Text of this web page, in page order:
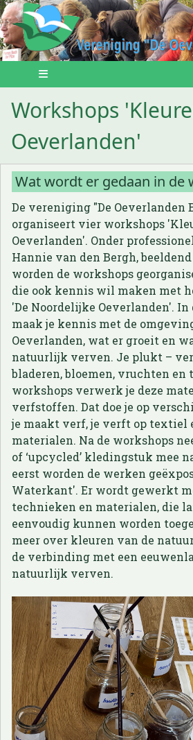
Workshops
Oeverlanden'
Wat wordt er gedaan in de
De vereniging "De Oeverlanden
organiseert vier workshops
Oeverlanden'. Onder
Hannie van den Bergh,
worden de workshops
die ook kennis wil maken met
'De Noordelijke Oeverlanden'.
maak je kennis met de
Oeverlanden, wat er groeit en
natuurlijk verven. Je plukt –
bladeren, bloemen, vruchten en
workshops verwerk je deze
verfstoffen. Dat doe je op
je maakt verf, je verft op textiel
materialen. Na de workshops
of ‘upcycled’ kledingstuk mee
eerst worden de werken
Waterkant'. Er wordt gewerkt
technieken en materialen, die
eenvoudig kunnen worden
meer over kleuren van de
de verbinding met een
natuurlijk verven.